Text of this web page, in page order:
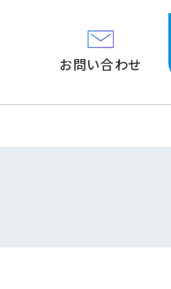
お問い合わせ